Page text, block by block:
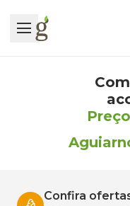
Confira